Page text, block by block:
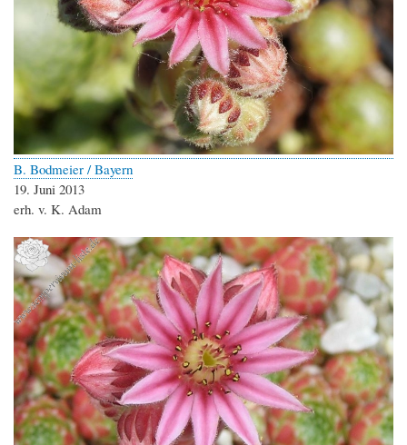
B. Bodmeier / Bayern
19. Juni 2013
erh. v. K. Adam